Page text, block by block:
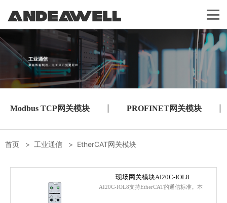
Modbus TCP网关模块 PROFINET网关模块
首页 > 工业通信 > EtherCAT网关模块
现场网关模块AI20C-IOL8
AI20C-IOL8支持EtherCAT的通信标准。本